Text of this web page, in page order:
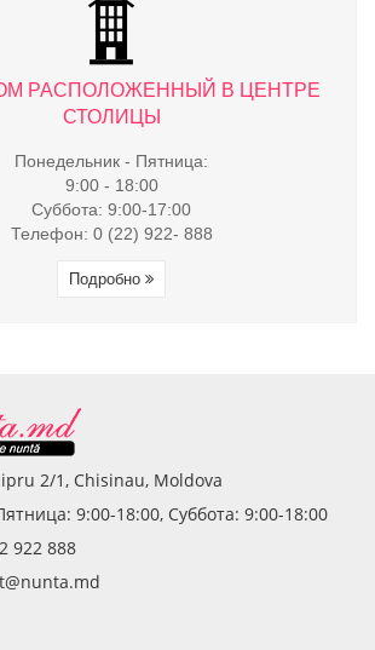
РАСПОЛОЖЕННЫЙ В ЦЕНТРЕ
СТОЛИЦЫ
Понедельник - Пятница:
9:00 - 18:00
Суббота: 9:00-17:00
Телефон: 0 (22) 922- 888
Подробно
2/1, Chisinau, Moldova
9:00-18:00, Суббота: 9:00-18:00
922 888